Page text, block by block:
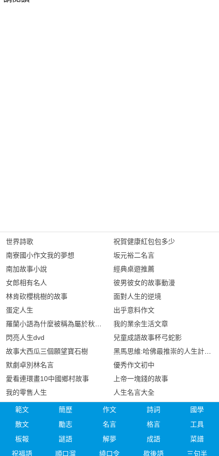
世界詩歌
南寮國小作文我的夢想
南加故事小說
女郎相有名人
林肯砍櫻桃樹的故事
蛋定人生
羅蘭小語為什麼被稱為屬於秋天的作家
閃亮人生dvd
故事大西瓜三個願望寶石樹
默劇卓別林名言
愛看連環畫10中國鄉村故事
我的零售人生
祝賀健康紅包包多少
坂元裕二名言
經典桌遊推薦
彼男彼女的故事動漫
面對人生的逆境
出乎意料作文
我的業余生活文章
兒童成語故事杯弓蛇影
黑馬思維:哈佛最推崇的人生計畫
優秀作文初中
上帝一塊錢的故事
人生名言大全
範文 簡歷 作文 詩詞
國學
散文
勵志 名言 格言
工具
板報
謎語 解夢 成語
菜譜
祝福語
順口溜 繞口令 歇後語 三句半